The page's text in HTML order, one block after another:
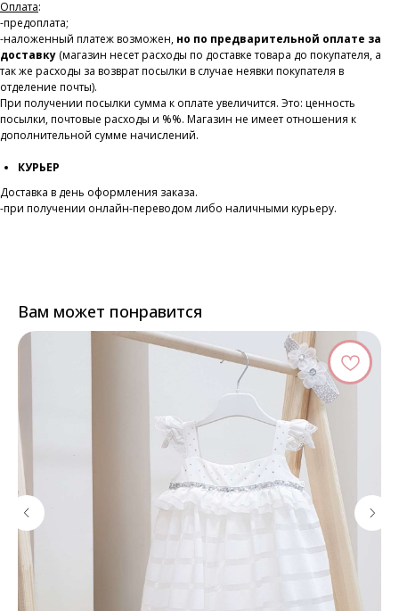
Оплата:
-предоплата;
-наложенный платеж возможен, но по предварительной оплате за
доставку (магазин несет расходы по доставке товара до покупателя, а
так же расходы за возврат посылки в случае неявки покупателя в
отделение почты).
При получении посылки сумма к оплате увеличится. Это: ценность
посылки, почтовые расходы и %%. Магазин не имеет отношения к
дополнительной сумме начислений.
КУРЬЕР
Доставка в день оформления заказа.
-при получении онлайн-переводом либо наличными курьеру.
Вам может понравится